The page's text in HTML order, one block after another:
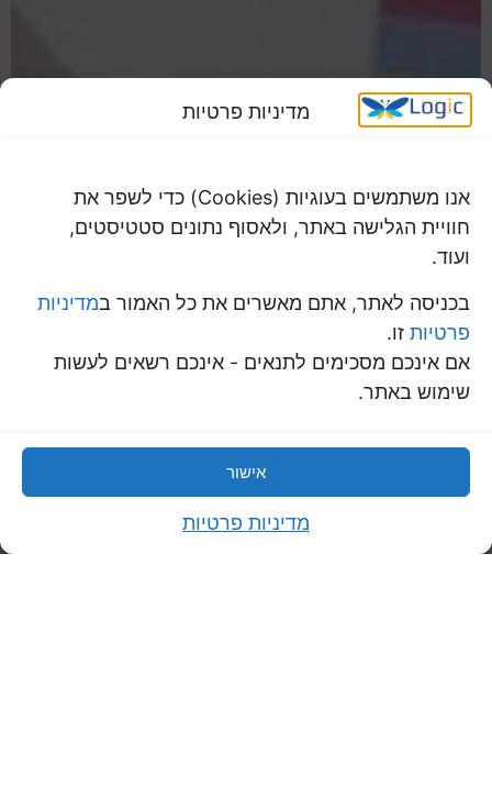
מדיניות פרטיות
אנו משתמשים בעוגיות (Cookies) כדי לשפר את
חוויית הגלישה באתר, ולאסוף נתונים סטטיסטים,
ועוד.
בכניסה לאתר, אתם מאשרים את כל האמור במדיניות
פרטיות זו.
אם אינכם מסכימים לתנאים - אינכם רשאים לעשות
שימוש באתר.
אישור
מדיניות פרטיות
אבטחת איכות ואמינות